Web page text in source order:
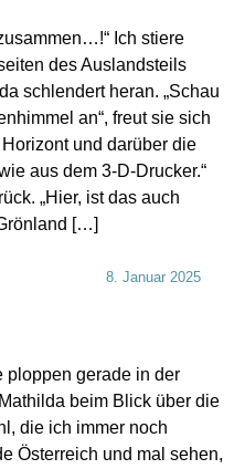
Ich stiere
des Auslandsteils
schlendert heran. „Schau
an“, freut sie sich
und darüber die
aus dem 3-D-Drucker.“
„Hier, ist das auch
[…]
8. Januar 2025
ploppen gerade in der
beim Blick über die
die ich immer noch
Österreich und mal sehen,